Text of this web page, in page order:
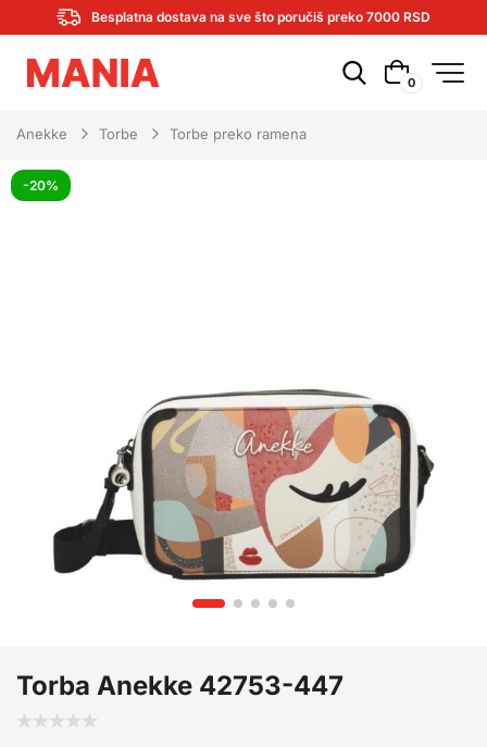
Besplatna dostava na sve što poručiš preko 7000 RSD
0
Anekke Torbe Torbe preko ramena
-20%
Torba Anekke 42753-447